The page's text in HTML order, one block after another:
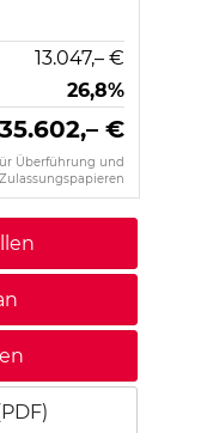
13.047,– €
26,8%
35.602,– €
Überführung und
Zulassungspapieren